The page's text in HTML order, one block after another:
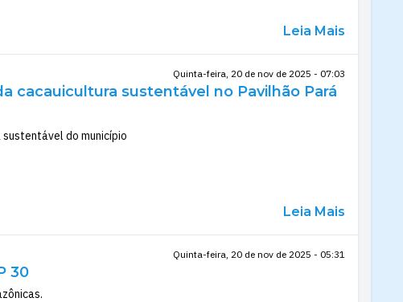
Leia Mais
Quinta-feira, 20 de nov de 2025 - 07:03
cacauicultura sustentável no Pavilhão Pará
do município
Leia Mais
Quinta-feira, 20 de nov de 2025 - 05:31
30